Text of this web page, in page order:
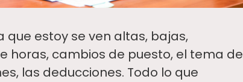
que estoy se ven altas, bajas,
horas, cambios de puesto, el tema de
las deducciones. Todo lo que